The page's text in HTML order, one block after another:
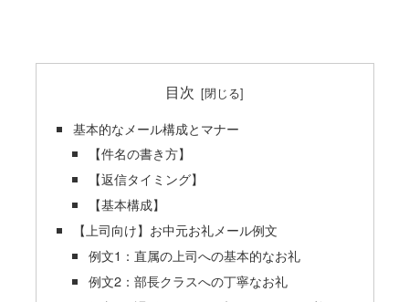
目次
基本的なメール構成とマナー
【件名の書き方】
【返信タイミング】
【基本構成】
【上司向け】お中元お礼メール例文
例文1：直属の上司への基本的なお礼
例文2：部長クラスへの丁寧なお礼